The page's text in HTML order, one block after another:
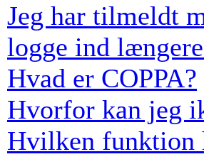
Jeg har tilmeldt
logge ind
Hvad er COPPA?
Hvorfor kan jeg
Hvilken funktion